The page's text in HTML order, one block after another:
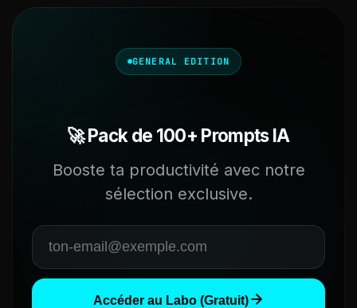
GENERAL EDITION
🚀 Pack de 100+ Prompts IA
Booste ta productivité avec notre
sélection exclusive.
Accéder au Labo (Gratuit)